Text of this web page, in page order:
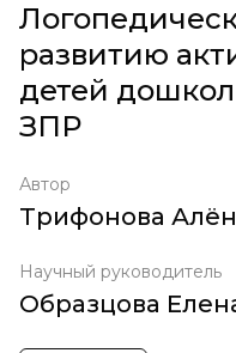
развитию
детей
ЗПР
Автор
Трифонова
Научный руководитель
Образцова